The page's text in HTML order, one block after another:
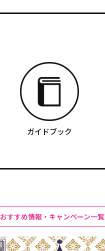
ガイドブック
おすすめ情報・キャンペーン一覧